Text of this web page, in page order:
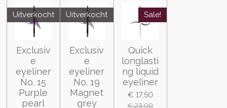
Uitverkocht
Exclusiv
e
eyeliner
No. 15
Purple
pearl
Uitverkocht
Exclusiv
e
eyeliner
No. 19
Magnet
grey
Sale!
Quick
longlasti
ng liquid
eyeliner
€ 17,50
€ 23,00